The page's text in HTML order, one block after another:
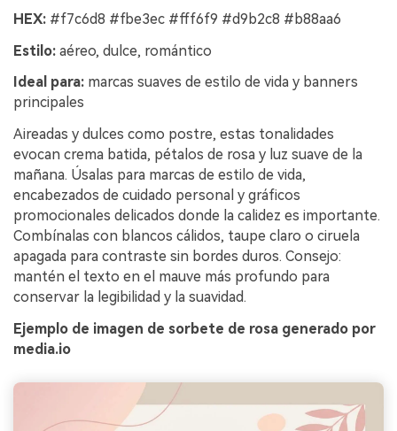
HEX: #f7c6d8 #fbe3ec #fff6f9 #d9b2c8 #b88aa6
Estilo: aéreo, dulce, romántico
Ideal para: marcas suaves de estilo de vida y banners
principales
Aireadas y dulces como postre, estas tonalidades
evocan crema batida, pétalos de rosa y luz suave de la
mañana. Úsalas para marcas de estilo de vida,
encabezados de cuidado personal y gráficos
promocionales delicados donde la calidez es importante.
Combínalas con blancos cálidos, taupe claro o ciruela
apagada para contraste sin bordes duros. Consejo:
mantén el texto en el mauve más profundo para
conservar la legibilidad y la suavidad.
Ejemplo de imagen de sorbete de rosa generado por
media.io